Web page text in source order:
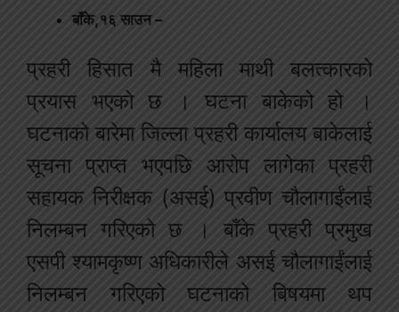
बाँके,१६ साउन –
प्रहरी हिसात मै महिला माथी बलत्कारको
प्रयास भएको छ । घटना बाकेको हो ।
घटनाको बारेमा जिल्ला प्रहरी कार्यालय बाकेलाई
सूचना प्राप्त भएपछि आरोप लागेका प्रहरी
सहायक निरीक्षक (असई) प्रवीण चौलागाईंलाई
निलम्बन गरिएको छ । बाँके प्रहरी प्रमुख
एसपी श्यामकृष्ण अधिकारीले असई चौलागाईंलाई
निलम्बन गरिएको घटनाको बिषयमा थप